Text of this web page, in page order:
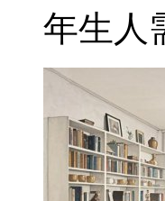
年生人